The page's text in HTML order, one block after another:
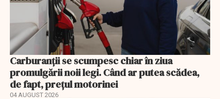
Carburanții se scumpesc chiar în ziua
promulgării noii legi. Când ar putea scădea,
de fapt, prețul motorinei
04 AUGUST 2026